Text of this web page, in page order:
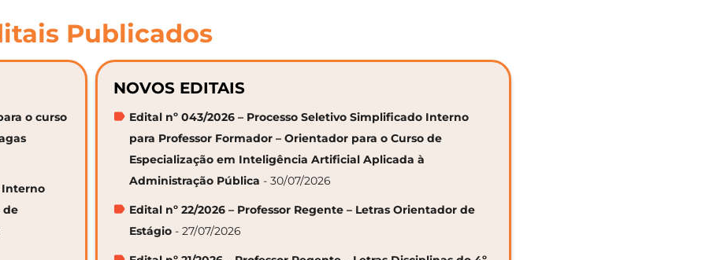
Publicados
o curso
Interno
de
NOVOS EDITAIS
Edital nº 043/2026 – Processo Seletivo Simplificado Interno
para Professor Formador – Orientador para o Curso de
Especialização em Inteligência Artificial Aplicada à
Administração Pública - 30/07/2026
Edital nº 22/2026 – Professor Regente – Letras Orientador de
Estágio - 27/07/2026